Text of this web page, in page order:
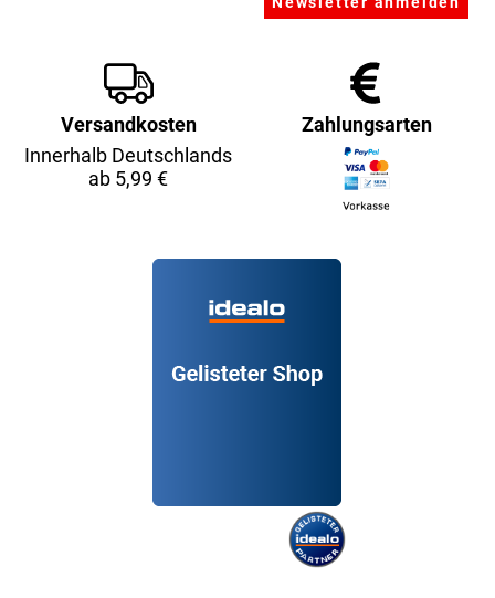
Versandkosten
Innerhalb Deutschlands
ab 5,99 €
Zahlungsarten